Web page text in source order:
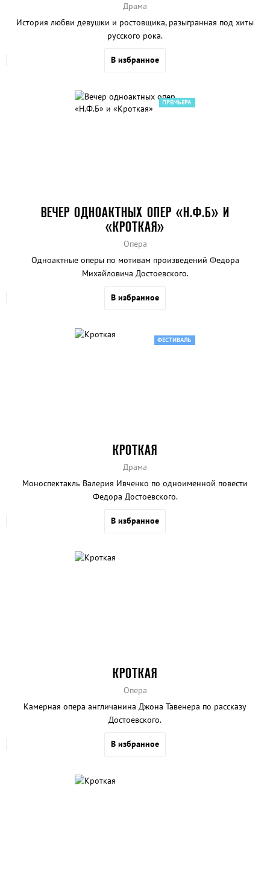
Драма
История любви девушки и ростовщика, разыгранная под хиты
русского рока.
В избранное
ПРЕМЬЕРА
ВЕЧЕР ОДНОАКТНЫХ ОПЕР «Н.Ф.Б» И
«КРОТКАЯ»
Опера
Одноактные оперы по мотивам произведений Федора
Михайловича Достоевского.
В избранное
ФЕСТИВАЛЬ
КРОТКАЯ
Драма
Моноспектакль Валерия Ивченко по одноименной повести
Федора Достоевского.
В избранное
КРОТКАЯ
Опера
Камерная опера англичанина Джона Тавенера по рассказу
Достоевского.
В избранное